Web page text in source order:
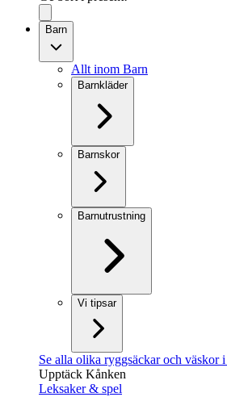
Barn
Allt inom Barn
Barnkläder
Barnskor
Barnutrustning
Vi tipsar
Se alla olika ryggsäckar och väskor
Upptäck Kånken
Leksaker & spel